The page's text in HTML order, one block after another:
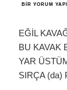
EĞİL
IÇIN
BIR YORUM
EĞİL
BU KAVAK
YAR
SIRÇA (da)